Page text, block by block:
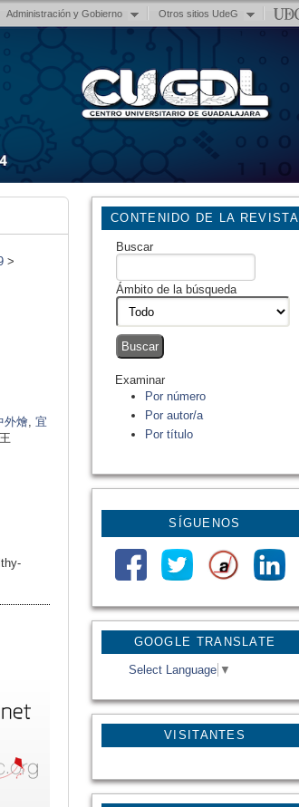
Administración y Gobierno Otros sitios UdeG
GOOGLE TRANSLATE
Select Language ▼
VISITANTES
CONTENIDO DE LA REVISTA
Buscar
Ámbito de la búsqueda
Examinar
Por número
Por autor/a
Por título
SÍGUENOS
>
外燴 宜